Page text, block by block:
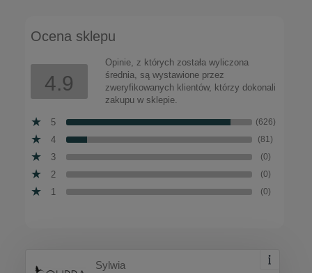
Ocena sklepu
4.9
Opinie, z których została wyliczona
średnia, są wystawione przez
zweryfikowanych klientów, którzy dokonali
zakupu w sklepie.
5 (626)
4 (81)
3 (0)
2 (0)
1 (0)
Sylwia